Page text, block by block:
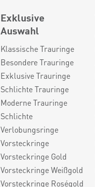
Exklusive
Auswahl
Klassische Trauringe
Besondere Trauringe
Exklusive Trauringe
Schlichte Trauringe
Moderne Trauringe
Schlichte
Verlobungsringe
Vorsteckringe
Vorsteckringe Gold
Vorsteckringe Weißgold
Vorsteckringe Roségold